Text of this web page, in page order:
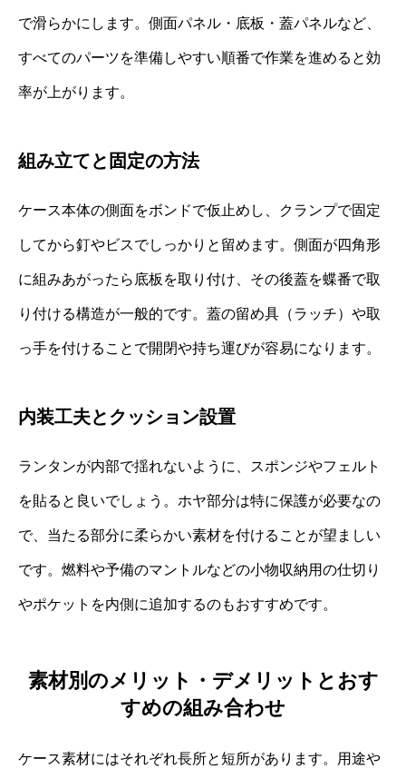
で滑らかにします。側面パネル・底板・蓋パネルなど、
すべてのパーツを準備しやすい順番で作業を進めると効
率が上がります。
組み立てと固定の方法
ケース本体の側面をボンドで仮止めし、クランプで固定
してから釘やビスでしっかりと留めます。側面が四角形
に組みあがったら底板を取り付け、その後蓋を蝶番で取
り付ける構造が一般的です。蓋の留め具（ラッチ）や取
っ手を付けることで開閉や持ち運びが容易になります。
内装工夫とクッション設置
ランタンが内部で揺れないように、スポンジやフェルト
を貼ると良いでしょう。ホヤ部分は特に保護が必要なの
で、当たる部分に柔らかい素材を付けることが望ましい
です。燃料や予備のマントルなどの小物収納用の仕切り
やポケットを内側に追加するのもおすすめです。
素材別のメリット・デメリットとおす
すめの組み合わせ
ケース素材にはそれぞれ長所と短所があります。用途や